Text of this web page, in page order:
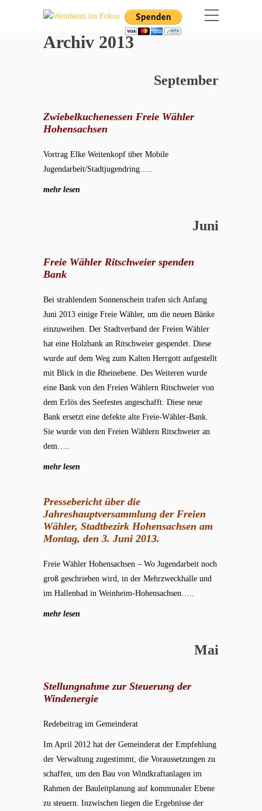
Archiv 2013
September
Zwiebelkuchenessen Freie Wähler
Hohensachsen
Vortrag Elke Weitenkopf über Mobile
Jugendarbeit/Stadtjugendring…..
mehr lesen
Juni
Freie Wähler Ritschweier spenden
Bank
Bei strahlendem Sonnenschein trafen sich Anfang
Juni 2013 einige Freie Wähler, um die neuen Bänke
einzuweihen. Der Stadtverband der Freien Wähler
hat eine Holzbank an Ritschweier gespendet. Diese
wurde auf dem Weg zum Kalten Herrgott aufgestellt
mit Blick in die Rheinebene. Des Weiteren wurde
eine Bank von den Freien Wählern Ritschweier von
dem Erlös des Seefestes angeschafft. Diese neue
Bank ersetzt eine defekte alte Freie-Wähler-Bank.
Sie wurde von den Freien Wählern Ritschweier an
dem…..
mehr lesen
Pressebericht über die
Jahreshauptversammlung der Freien
Wähler, Stadtbezirk Hohensachsen am
Montag, den 3. Juni 2013.
Freie Wähler Hohensachsen – Wo Jugendarbeit noch
groß geschrieben wird, in der Mehrzweckhalle und
im Hallenbad in Weinheim-Hohensachsen…..
mehr lesen
Mai
Stellungnahme zur Steuerung der
Windenergie
Redebeitrag im Gemeinderat
Im April 2012 hat der Gemeinderat der Empfehlung
der Verwaltung zugestimmt, die Voraussetzungen zu
schaffen, um den Bau von Windkraftanlagen im
Rahmen der Bauleitplanung auf kommunaler Ebene
zu steuern. Inzwischen liegen die Ergebnisse der